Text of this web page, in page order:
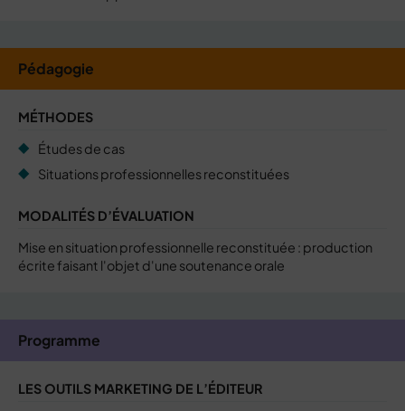
Pédagogie
MÉTHODES
Études de cas
Situations professionnelles reconstituées
MODALITÉS D’ÉVALUATION
Mise en situation professionnelle reconstituée : production
écrite faisant l'objet d'une soutenance orale
Programme
LES OUTILS MARKETING DE L’ÉDITEUR